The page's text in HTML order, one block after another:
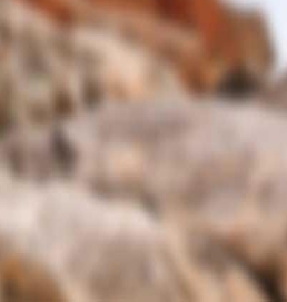
du
Canada